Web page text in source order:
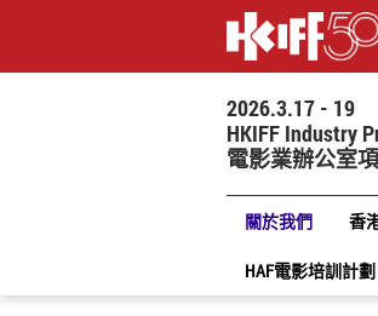
2026.3.17 - 19
HKIFF Industry
電影業辦公室
關於我們 香
HAF電影培訓計劃